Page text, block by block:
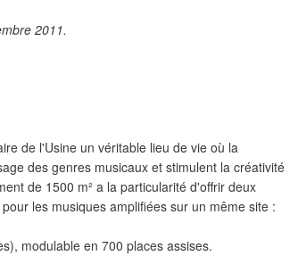
2011.
de l'Usine un véritable lieu de vie où la
des genres musicaux et stimulent la créativité
de 1500 m² a la particularité d'offrir deux
les musiques amplifiées sur un même site :
modulable en 700 places assises.